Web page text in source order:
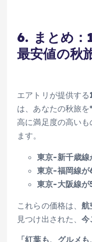
6. まとめ：
最安値の秋
エアトリが提供する
は、あなたの秋旅
高に満足度の高い
ます。
東京-新千歳線
東京-福岡線が
東京-大阪線が
これらの価格は、航
見つけ出された、今
「紅葉も、グルメ